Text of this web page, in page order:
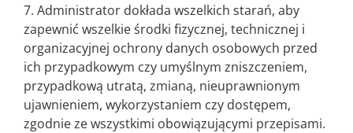
7. Administrator dokłada wszelkich starań, aby
zapewnić wszelkie środki fizycznej, technicznej i
organizacyjnej ochrony danych osobowych przed
ich przypadkowym czy umyślnym zniszczeniem,
przypadkową utratą, zmianą, nieuprawnionym
ujawnieniem, wykorzystaniem czy dostępem,
zgodnie ze wszystkimi obowiązującymi przepisami.